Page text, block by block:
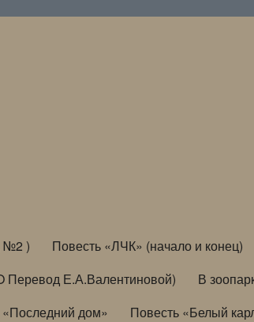
№2 ) Повесть «ЛЧК» (начало и конец)
Перевод Е.А.Валентиновой) В
«Последний дом»
Повесть «Белый